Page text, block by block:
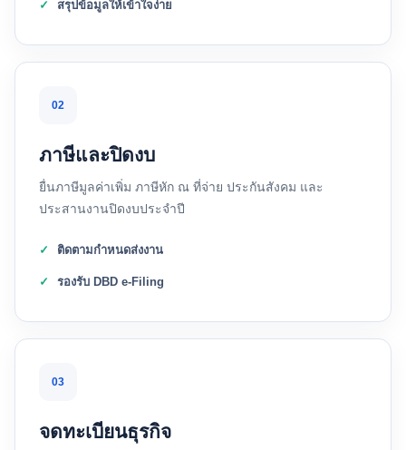
สรุปข้อมูลให้เข้าใจง่าย
02
ภาษีและปิดงบ
ยื่นภาษีมูลค่าเพิ่ม ภาษีหัก ณ ที่จ่าย ประกันสังคม และ
ประสานงานปิดงบประจำปี
ติดตามกำหนดส่งงาน
รองรับ DBD e-Filing
03
จดทะเบียนธุรกิจ